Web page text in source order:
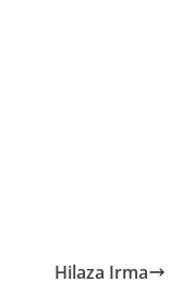
Hilaza Irma